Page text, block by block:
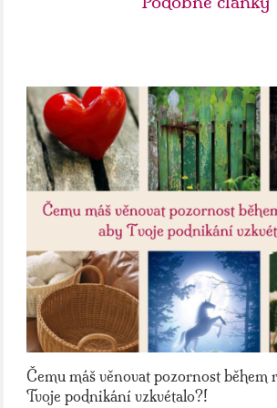
Čemu máš věnovat pozornost
Tvoje podnikání vzkvétalo?!